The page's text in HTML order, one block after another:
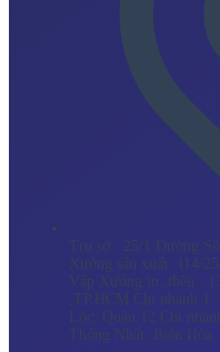
Trụ sở : 25/1 Đường
Xưởng sản xuất: 114/
Vấp Xưởng in ,thêu :
,TP.HCM Chi nhánh
Lộc, Quận 12 Chi
Thống Nhất. Biên